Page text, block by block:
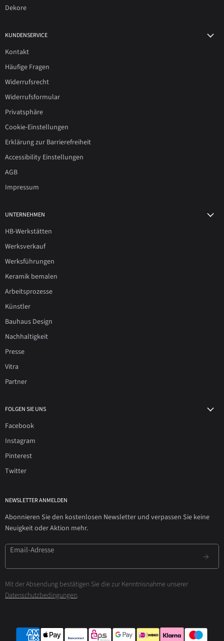
Dekore
KUNDENSERVICE
Kontakt
Häufige Fragen
Widerrufsrecht
Widerrufsformular
Privatsphäre
Cookie-Einstellungen
Erklärung zur Barrierefreiheit
Accessibility Einstellungen
AGB
Impressum
UNTERNEHMEN
HB-Werkstätten
Werksverkauf
Werksführungen
Keramik bemalen
Arbeitsprozesse
Künstler
Bauhaus Design
Nachhaltigkeit
Presse
Vitra
Partner
FOLGEN SIE UNS
Facebook
Instagram
Pinterest
Twitter
NEWSLETTER ANMELDEN
Abonnieren Sie den kostenlosen Newsletter und verpassen Sie keine
Neuigkeit oder Aktion mehr.
Email-Adresse
Mit der Absendung bestätigen Sie die zur Kenntnisnahme unserer
Datenschutzbedingungen.